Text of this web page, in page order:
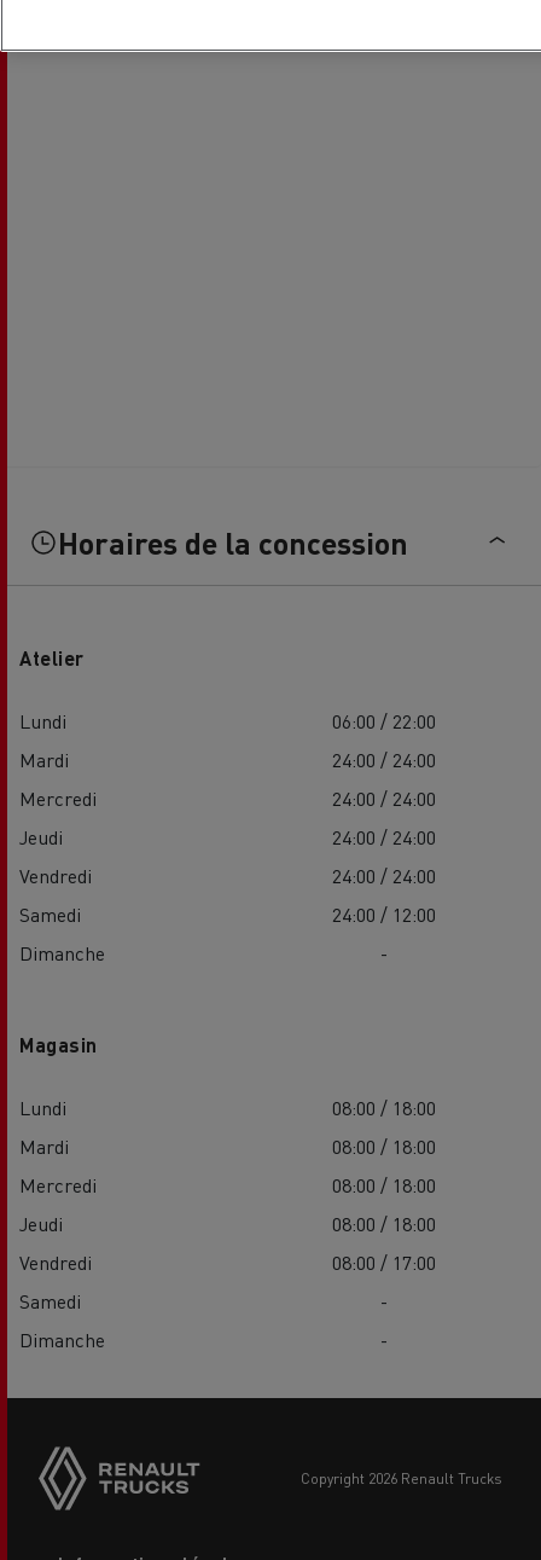
Horaires de la concession
Atelier
Lundi
06:00 / 22:00
Mardi
24:00 / 24:00
Mercredi
24:00 / 24:00
Jeudi
24:00 / 24:00
Vendredi
24:00 / 24:00
Samedi
24:00 / 12:00
Dimanche
-
Magasin
Lundi
08:00 / 18:00
Mardi
08:00 / 18:00
Mercredi
08:00 / 18:00
Jeudi
08:00 / 18:00
Vendredi
08:00 / 17:00
Samedi
-
Dimanche
-
buttons
copyright 2026 Renault Trucks